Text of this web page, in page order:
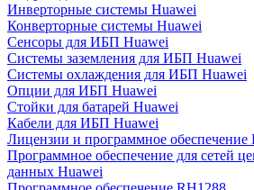
Инверторные системы Huawei
Конверторные системы Huawei
Сенсоры для ИБП Huawei
Системы заземления для ИБП Huawei
Системы охлаждения для ИБП Huawei
Опции для ИБП Huawei
Стойки для батарей Huawei
Кабели для ИБП Huawei
Лицензии и программное обеспечение
Программное обеспечение для сетей
данных Huawei